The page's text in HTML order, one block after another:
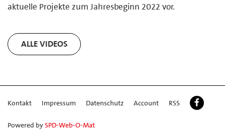
aktuelle Projekte zum Jahresbeginn 2022 vor.
ALLE VIDEOS
Kontakt Impressum Datenschutz Account RSS
Powered bySPD-Web-O-Mat